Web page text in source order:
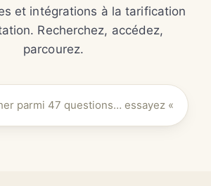
et intégrations à la tarification
Recherchez, accédez,
parcourez.